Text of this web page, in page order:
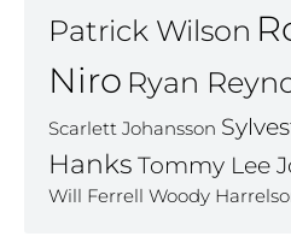
Patrick Wilson
Niro Ryan
Scarlett Johansson
Hanks Tommy Lee
Will Ferrell Woody